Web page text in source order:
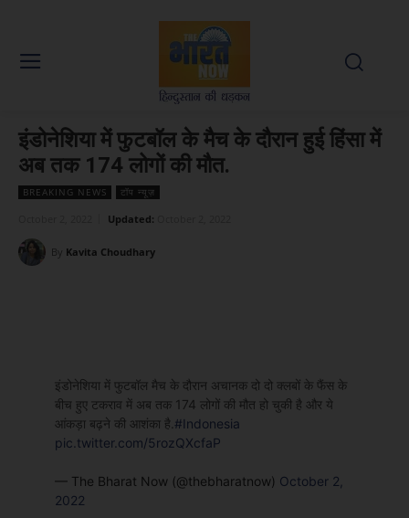
इंडोनेशिया में फुटबॉल के मैच के दौरान हुई हिंसा में
अब तक 174 लोगों की मौत.
BREAKING NEWS टॉप न्यूज़
Updated:
By Kavita Choudhary
इंडोनेशिया में फुटबॉल मैच के दौरान अचानक दो दो क्लबों के फैंस के
बीच हुए टकराव में अब तक 174 लोगों की मौत हो चुकी है और ये
आंकड़ा बढ़ने की आशंका है. #Indonesia
pic.twitter.com/5rozQXcfaP
— The Bharat Now (@thebharatnow) October 2,
2022